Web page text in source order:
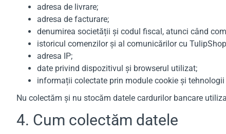
adresa de livrare;
adresa de facturare;
denumirea societății și codul fiscal, atunci când
istoricul comenzilor și al comunicărilor cu
adresa IP;
date privind dispozitivul și browserul utilizat;
informații colectate prin module cookie și
Nu colectăm și nu stocăm datele cardurilor bancare
4. Cum colectăm datele